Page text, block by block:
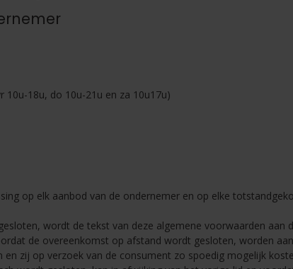
18u, do 10u-21u en za 10u17u)
op elk aanbod van de ondernemer en op elke
wordt de tekst van deze algemene voorwaarden aan
de overeenkomst op afstand wordt gesloten, worden
zij op verzoek van de consument zo spoedig mogelijk